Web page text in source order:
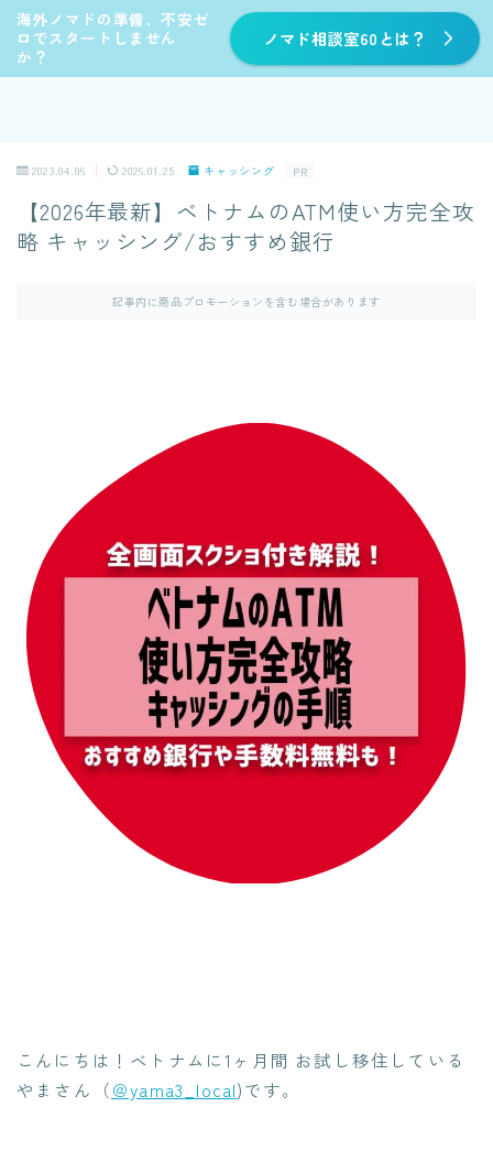
海外ノマドの準備、不安ゼ
ロでスタートしません
か？
ノマド相談室60とは？
2023.04.06 2026.01.25 キャッシング PR
【2026年最新】ベトナムのATM使い方完全攻
略 キャッシング/おすすめ銀行
記事内に商品プロモーションを含む場合があります
こんにちは！ベトナムに1ヶ月間 お試し移住している
やまさん（＠yama3_local)です。